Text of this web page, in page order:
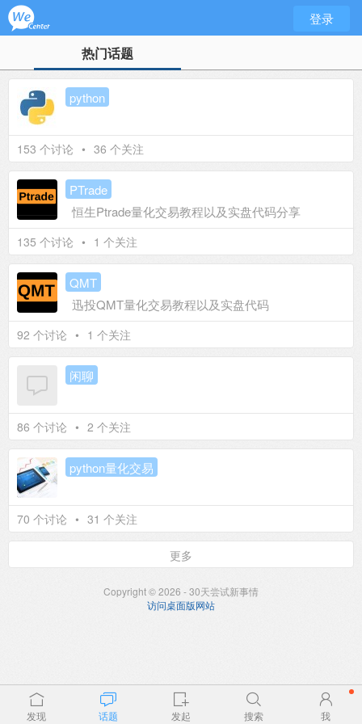
登录
热门话题
python
153 个讨论 • 36 个关注
PTrade
恒生Ptrade量化交易教程以及实盘代码分享
135 个讨论 • 1 个关注
QMT
迅投QMT量化交易教程以及实盘代码
92 个讨论 • 1 个关注
闲聊
86 个讨论 • 2 个关注
python量化交易
70 个讨论 • 31 个关注
更多
Copyright © 2026 - 30天尝试新事情
访问桌面版网站
发现 话题 发起 搜索 我